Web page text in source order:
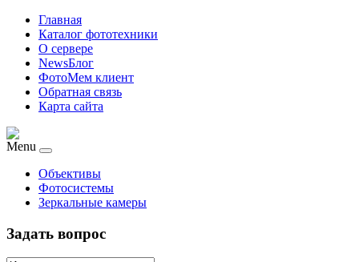
Главная
Каталог фототехники
О сервере
NewsБлог
ФотоМем клиент
Обратная связь
Карта сайта
Menu
Объективы
Фотосистемы
Зеркальные камеры
Задать вопрос